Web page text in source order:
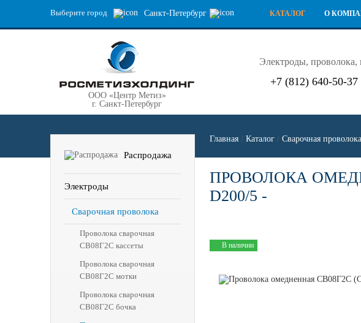
Выберите город Санкт-Петербург КАТАЛОГ О
ООО «Центр Метиз»
г. Санкт-Петербург
Электроды,
+7 (812) 640-50-37
Распродажа
Электроды
Сварочная проволока
Проволока сварочная
СВ08Г2С кассеты
Проволока сварочная
СВ08Г2С мотки
Проволока сварочная
СВ08Г2С бочка
Главная / Каталог / Сварочная проволока
ПРОВОЛОКА
D200/5 -
В наличии